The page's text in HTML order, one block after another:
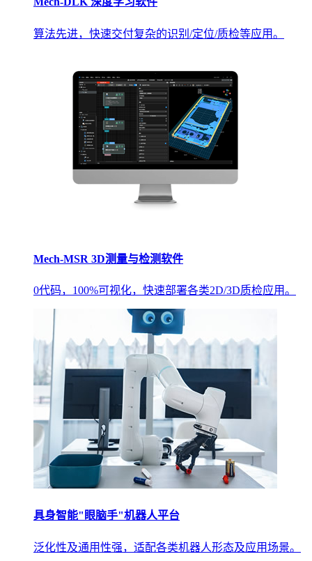
算法先进，快速交付复杂的识别/定位/质检等应用。
Mech-MSR 3D测量与检测软件
0代码，100%可视化，快速部署各类2D/3D质检应用。
具身智能"眼脑手"机器人平台
泛化性及通用性强，适配各类机器人形态及应用场景。